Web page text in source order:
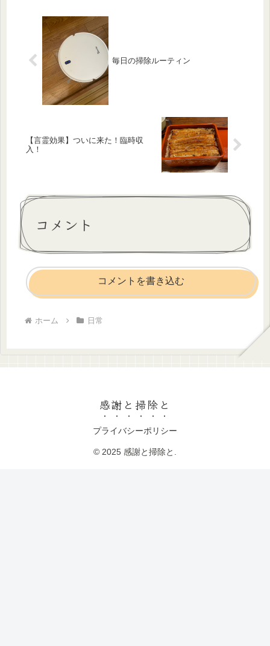
毎日の掃除ルーティン
【言霊効果】ついに来た！臨時収
入！
コメント
コメントを書き込む
ホーム 日常
感謝と掃除と
プライバシーポリシー
© 2025 感謝と掃除と.